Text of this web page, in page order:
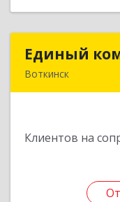
Единый
Воткинск
Клиентов на
Единый